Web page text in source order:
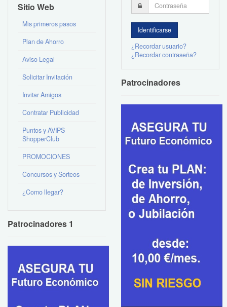
Sitio Web
Mis primeros pasos
Plan de Ahorro
Aviso Legal
Solicitar Invitación
Invitar Amigos
Contratar Publicidad
Puntos y AVIPS
ShopperClub
PROMOCIONES
Concursos y Sorteos
¿Como llegar?
Patrocinadores 1
¿Recordar usuario?
¿Recordar contraseña?
Patrocinadores